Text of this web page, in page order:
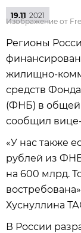
19.11 2021
Изображение от
Регионы
жилищно-
средств
(ФНБ) в общей
сообщил
«У нас также
рублей из
на 600 млрд.
Хуснуллина
В России